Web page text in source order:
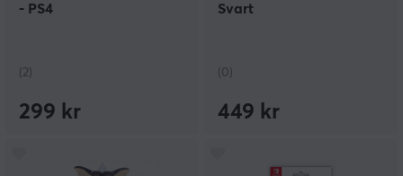
- PS4
(2)
299 kr
Svart
(0)
449 kr